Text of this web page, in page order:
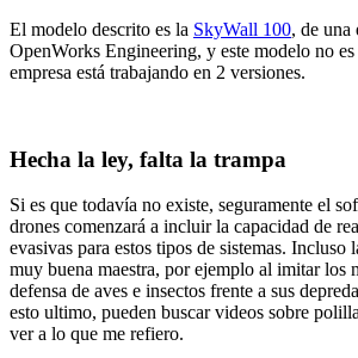
El modelo descrito es la SkyWall 100, de una
OpenWorks Engineering, y este modelo no
empresa está trabajando en 2 versiones.
Hecha la ley, falta la trampa
Si es que todavía no existe, seguramente el
drones comenzará a incluir la capacidad de
evasivas para estos tipos de sistemas. Incluso
muy buena maestra, por ejemplo al imitar los
defensa de aves e insectos frente a sus
esto ultimo, pueden buscar videos sobre
ver a lo que me refiero.